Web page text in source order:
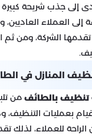
إلى جذب شريحة
إلى العملاء
الشركة، ومن ثم
المنازل في
بالطائف من
بعمليات التنظيف،
للعملاء، لذلك